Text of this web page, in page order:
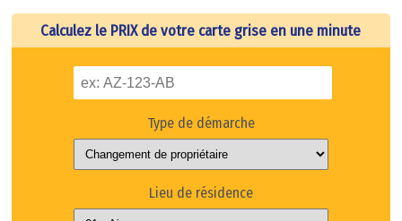
Calculez le PRIX de votre carte grise en une minute
Type de démarche
Lieu de résidence